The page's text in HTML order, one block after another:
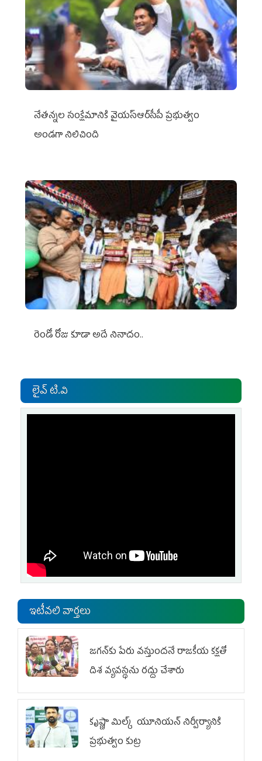
నేతన్నల సంక్షేమానికి వైయ‌స్ఆర్‌సీపీ ప్రభుత్వం
అండగా నిలిచింది
రెండో రోజు కూడా అదే నినాదం..
లైవ్ టి.వి
ఇటీవలి వార్తలు
జగన్‌కు పేరు వస్తుందనే రాజకీయ కక్షతో
దిశ వ్య‌వ‌స్థ‌ను రద్దు చేశారు
కృష్ణా మిల్క్‌ యూనియన్‌ నిర్వీర్యానికి
ప్రభుత్వం కుట్ర